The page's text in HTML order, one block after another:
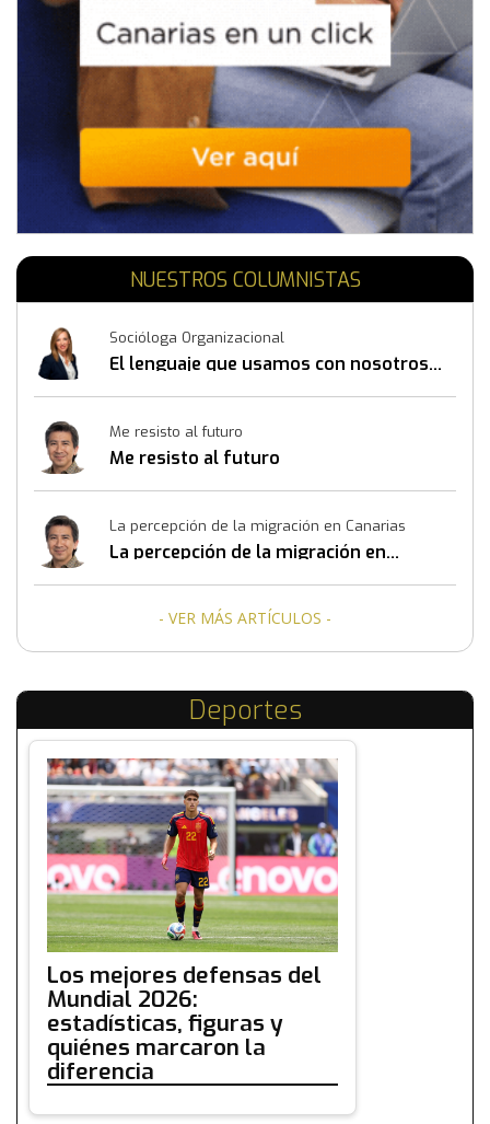
NUESTROS COLUMNISTAS
Socióloga Organizacional
El lenguaje que usamos con nosotros
Me resisto al futuro
Me resisto al futuro
La percepción de la migración en Canarias
La percepción de la migración en
- VER MÁS ARTÍCULOS -
Deportes
Los mejores defensas del
Mundial 2026:
estadísticas, figuras y
quiénes marcaron la
diferencia